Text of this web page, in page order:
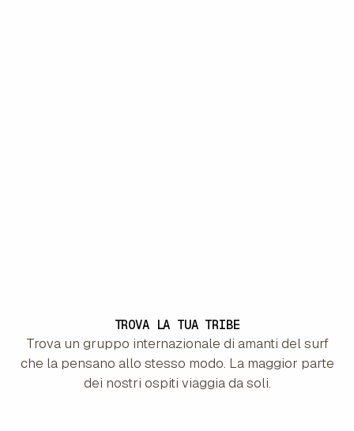
TROVA LA TUA TRIBE
Trova un gruppo internazionale di amanti del surf
che la pensano allo stesso modo. La maggior parte
dei nostri ospiti viaggia da soli.